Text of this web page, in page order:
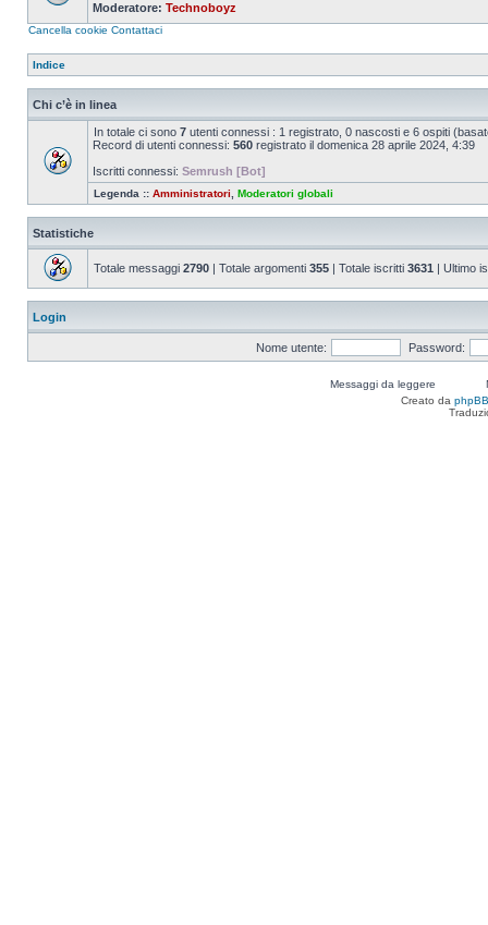
Nessun
messaggio
da
Moderatore: Technoboyz
Cancella cookie Contattaci
Indice
Chi c’è in linea
In totale ci sono 7 utenti connessi : 1 registrato, 0 nascosti e 6 ospiti
Record di utenti connessi: 560 registrato il domenica 28 aprile 2024, 4:39
Iscritti connessi: Semrush [Bot]
Legenda :: Amministratori Moderatori globali
Statistiche
Totale messaggi 2790 | Totale argomenti 355 | Totale iscritti 3631 | Ultimo
Login
Nome utente: Password:
Messaggi da leggere
Creato da phpBB